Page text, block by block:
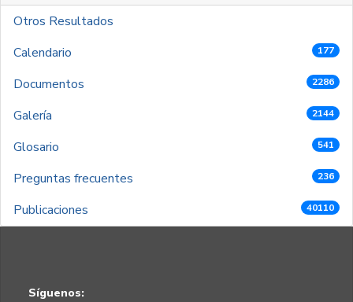
Otros Resultados
Calendario
177
Documentos 2286
Galería 2144
Glosario 541
Preguntas frecuentes 236
Publicaciones 40110
Síguenos: